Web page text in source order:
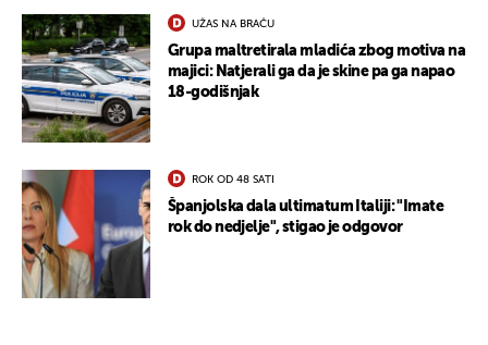
UŽAS NA BRAČU
Grupa maltretirala mladića zbog motiva na
majici: Natjerali ga da je skine pa ga napao
18-godišnjak
ROK OD 48 SATI
Španjolska dala ultimatum Italiji: "Imate
rok do nedjelje", stigao je odgovor